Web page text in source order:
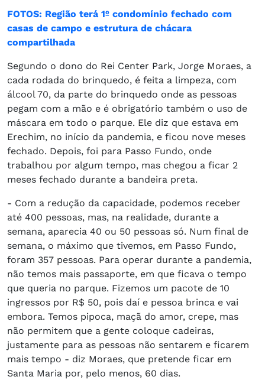
FOTOS: Região terá 1º condomínio fechado com
casas de campo e estrutura de chácara
compartilhada
Segundo o dono do Rei Center Park, Jorge Moraes, a
cada rodada do brinquedo, é feita a limpeza, com
álcool 70, da parte do brinquedo onde as pessoas
pegam com a mão e é obrigatório também o uso de
máscara em todo o parque. Ele diz que estava em
Erechim, no início da pandemia, e ficou nove meses
fechado. Depois, foi para Passo Fundo, onde
trabalhou por algum tempo, mas chegou a ficar 2
meses fechado durante a bandeira preta.
- Com a redução da capacidade, podemos receber
até 400 pessoas, mas, na realidade, durante a
semana, aparecia 40 ou 50 pessoas só. Num final de
semana, o máximo que tivemos, em Passo Fundo,
foram 357 pessoas. Para operar durante a pandemia,
não temos mais passaporte, em que ficava o tempo
que queria no parque. Fizemos um pacote de 10
ingressos por R$ 50, pois daí e pessoa brinca e vai
embora. Temos pipoca, maçã do amor, crepe, mas
não permitem que a gente coloque cadeiras,
justamente para as pessoas não sentarem e ficarem
mais tempo - diz Moraes, que pretende ficar em
Santa Maria por, pelo menos, 60 dias.